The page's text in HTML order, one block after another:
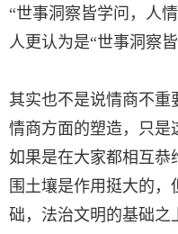
“世事洞察皆学问，人
人更认为是“世事洞察
其实也不是说情商不重
情商方面的塑造，只是
如果是在大家都相互恭
围土壤是作用挺大的
础，法治文明的基础之